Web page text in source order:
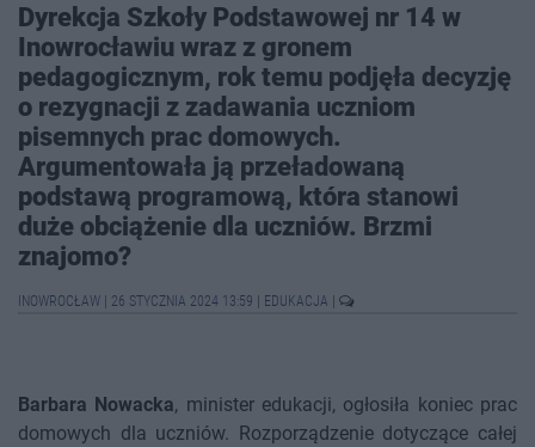
Dyrekcja Szkoły Podstawowej nr 14 w
Inowrocławiu wraz z gronem
pedagogicznym, rok temu podjęła decyzję
o rezygnacji z zadawania uczniom
pisemnych prac domowych.
Argumentowała ją przeładowaną
podstawą programową, która stanowi
duże obciążenie dla uczniów. Brzmi
znajomo?
INOWROCŁAW 26 STYCZNIA 2024 13:59 EDUKACJA
Barbara Nowacka, minister edukacji, ogłosiła koniec prac
domowych dla uczniów. Rozporządzenie dotyczące całej